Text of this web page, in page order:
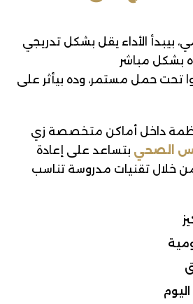
بيبدأ الأداء يقل بشكل تدريجي
بشكل مباشر
تحت حمل مستمر، وده بيأثر على
داخل أماكن متخصصة زي
الصحي بتساعد على إعادة
خلال تقنيات مدروسة تناسب
اليوم